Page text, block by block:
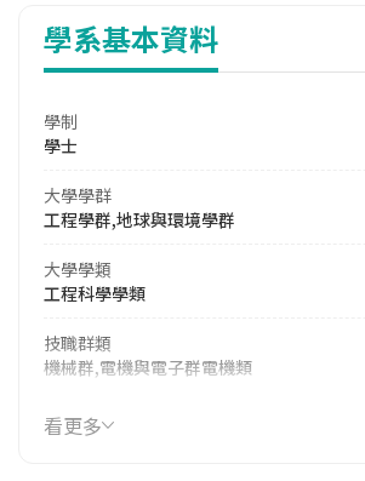
學系基本資料
學制
學士
大學學群
工程學群,地球與環境學群
大學學類
工程科學學類
技職群類
機械群,電機與電子群電機類
114年學費
17,990 元/學期
看更多